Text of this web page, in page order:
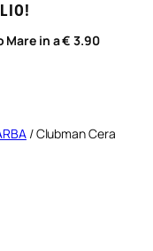
Mare in a € 3.90
/ Clubman Cera